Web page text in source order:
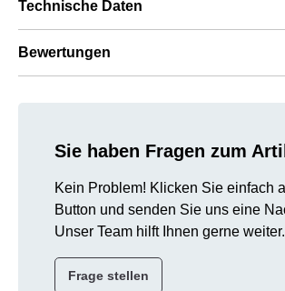
Technische Daten
Bewertungen
Sie haben Fragen zum
Kein Problem! Klicken Sie einfach
Button und senden Sie uns eine
Unser Team hilft Ihnen gerne weiter.
Frage stellen